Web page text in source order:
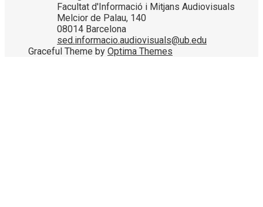
Facultat d'Informació i Mitjans Audiovisuals
Melcior de Palau, 140
08014 Barcelona
sed.informacio.audiovisuals@ub.edu
Graceful Theme by Optima Themes